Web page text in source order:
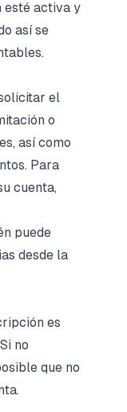
esté activa y
así se
el
o
así como
Para
cuenta,
puede
desde la
es
no
que no